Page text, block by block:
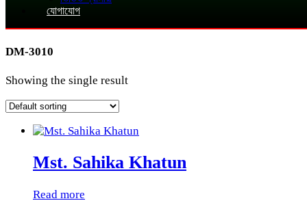
যোগাযোগ
DM-3010
Showing the single result
Mst. Sahika Khatun
Read more